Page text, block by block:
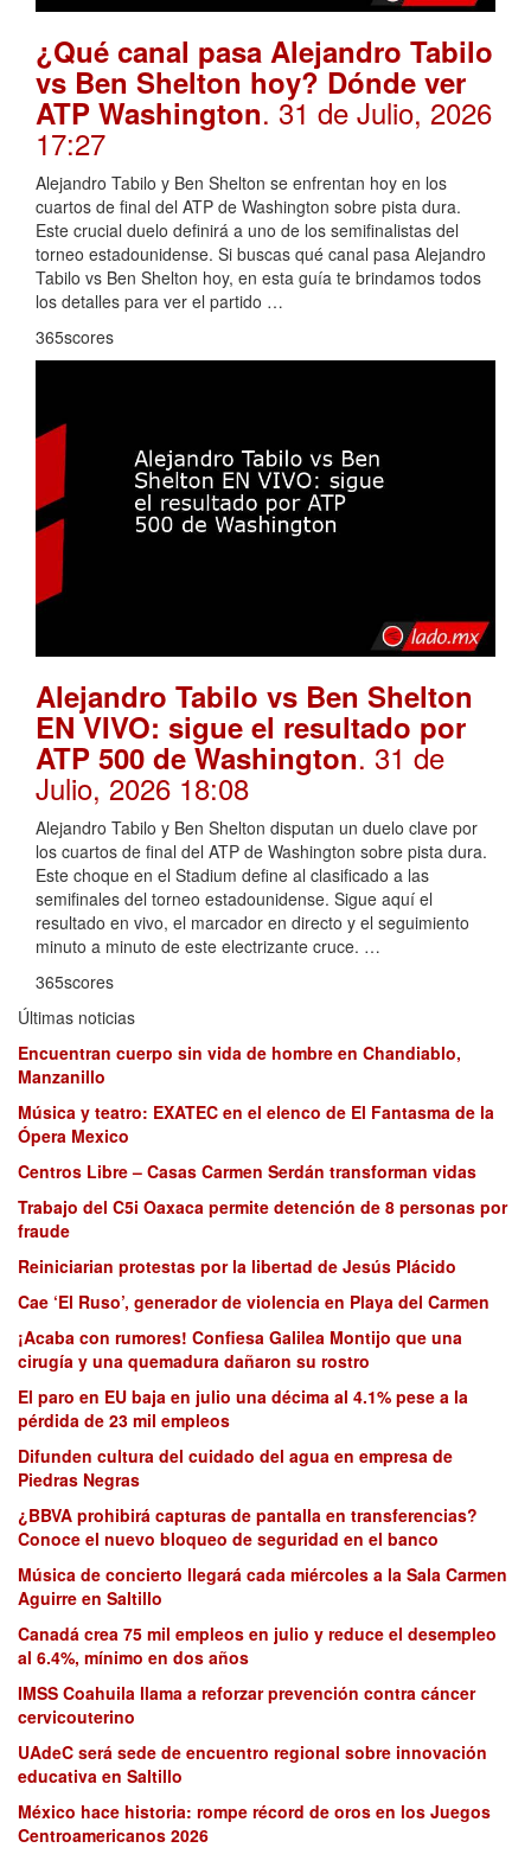
¿Qué canal pasa Alejandro Tabilo
vs Ben Shelton hoy? Dónde ver
ATP Washington. 31 de Julio, 2026
17:27
Alejandro Tabilo y Ben Shelton se enfrentan hoy en los
cuartos de final del ATP de Washington sobre pista dura.
Este crucial duelo definirá a uno de los semifinalistas del
torneo estadounidense. Si buscas qué canal pasa Alejandro
Tabilo vs Ben Shelton hoy, en esta guía te brindamos todos
los detalles para ver el partido …
365scores
Alejandro Tabilo vs Ben Shelton
EN VIVO: sigue el resultado por
ATP 500 de Washington. 31 de
Julio, 2026 18:08
Alejandro Tabilo y Ben Shelton disputan un duelo clave por
los cuartos de final del ATP de Washington sobre pista dura.
Este choque en el Stadium define al clasificado a las
semifinales del torneo estadounidense. Sigue aquí el
resultado en vivo, el marcador en directo y el seguimiento
minuto a minuto de este electrizante cruce. …
365scores
Últimas noticias
Encuentran cuerpo sin vida de hombre en Chandiablo,
Manzanillo
Música y teatro: EXATEC en el elenco de El Fantasma de la
Ópera Mexico
Centros Libre – Casas Carmen Serdán transforman vidas
Trabajo del C5i Oaxaca permite detención de 8 personas por
fraude
Reiniciarian protestas por la libertad de Jesús Plácido
Cae ‘El Ruso’, generador de violencia en Playa del Carmen
¡Acaba con rumores! Confiesa Galilea Montijo que una
cirugía y una quemadura dañaron su rostro
El paro en EU baja en julio una décima al 4.1% pese a la
pérdida de 23 mil empleos
Difunden cultura del cuidado del agua en empresa de
Piedras Negras
¿BBVA prohibirá capturas de pantalla en transferencias?
Conoce el nuevo bloqueo de seguridad en el banco
Música de concierto llegará cada miércoles a la Sala Carmen
Aguirre en Saltillo
Canadá crea 75 mil empleos en julio y reduce el desempleo
al 6.4%, mínimo en dos años
IMSS Coahuila llama a reforzar prevención contra cáncer
cervicouterino
UAdeC será sede de encuentro regional sobre innovación
educativa en Saltillo
México hace historia: rompe récord de oros en los Juegos
Centroamericanos 2026